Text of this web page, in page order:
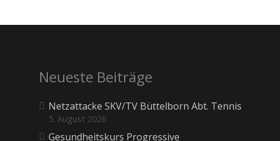
Neueste Beiträge
Netzattacke SKV/TV Büttelborn Abt. Tennis
5. August 2026
Gesundheitskurs Progressive